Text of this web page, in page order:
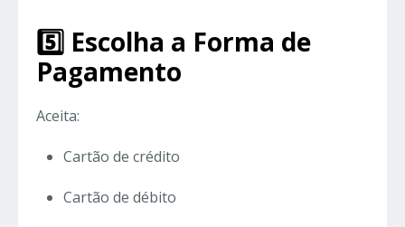
5️⃣ Escolha a Forma de
Pagamento
Aceita:
Cartão de crédito
Cartão de débito